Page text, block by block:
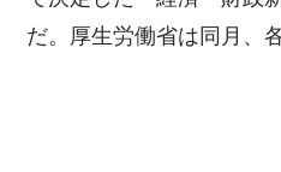
だ。厚生労働省は同月、